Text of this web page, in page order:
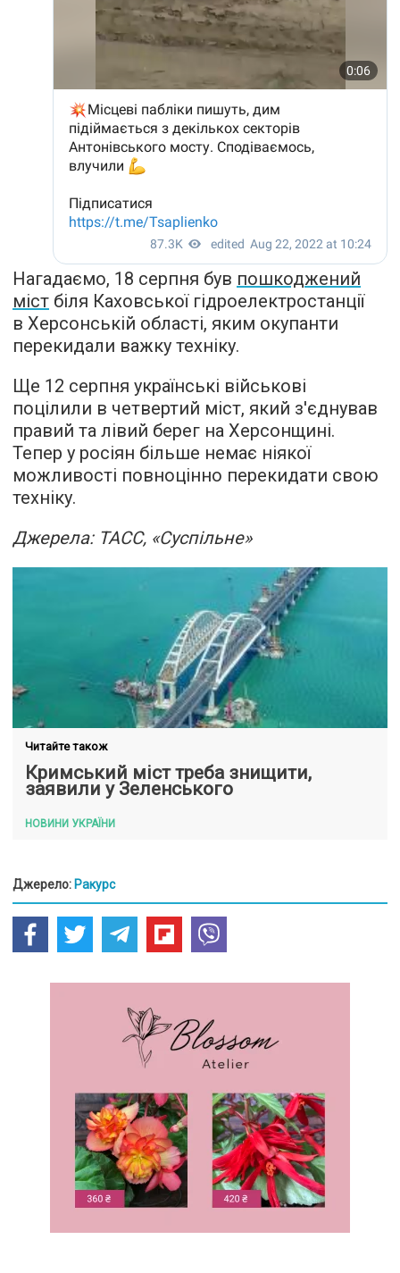
Нагадаємо, 18 серпня був пошкоджений
міст біля Каховської гідроелектростанції
в Херсонській області, яким окупанти
перекидали важку техніку.
Ще 12 серпня українські військові
поцілили в четвертий міст, який з'єднував
правий та лівий берег на Херсонщині.
Тепер у росіян більше немає ніякої
можливості повноцінно перекидати свою
техніку.
Джерела: ТАСС, «Суспільне»
Читайте також
Кримський міст треба знищити,
заявили у Зеленського
НОВИНИ УКРАЇНИ
Джерело: Ракурс